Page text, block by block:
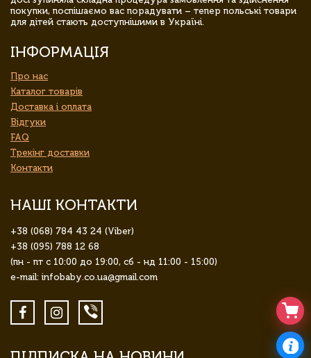
покупки, поспішаємо вас порадувати – тепер польські товари
для дітей стають доступнішими в Україні.
ІНФОРМАЦІЯ
Про нас
Каталог товарів
Доставка і оплата
Відгуки
FAQ
Трекінг доставки
Контакти
НАШІ КОНТАКТИ
+38 (068) 784 43 24 (Viber)
+38 (095) 788 12 68
(пн - пт с 10:00 до 19:00, сб - нд 11:00 - 15:00)
e-mail: infobaby.co.ua@gmail.com